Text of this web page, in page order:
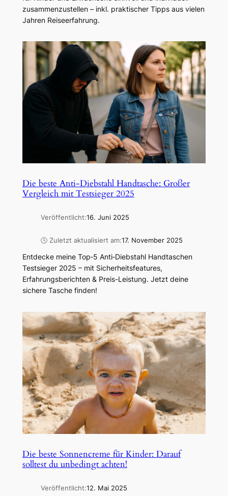
zusammenzustellen – inkl. praktischer Tipps aus vielen
Jahren Reiseerfahrung.
Die beste Anti-Diebstahl Handtasche: Großer
Vergleich mit Testsieger 2025
Veröffentlicht:16. Juni 2025
🕓 Zuletzt aktualisiert am:17. November 2025
Entdecke meine Top‑5 Anti‑Diebstahl Handtaschen
Testsieger 2025 – mit Sicherheitsfeatures,
Erfahrungsberichten & Preis-Leistung. Jetzt deine
sichere Tasche finden!
Die beste Sonnencreme für Kinder: Darauf
solltest du unbedingt achten!
Veröffentlicht:12. Mai 2025